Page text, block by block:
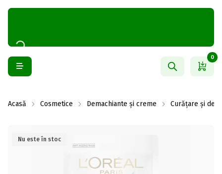
0
Acasă Cosmetice Demachiante și creme Curățare și
Nu este în stoc